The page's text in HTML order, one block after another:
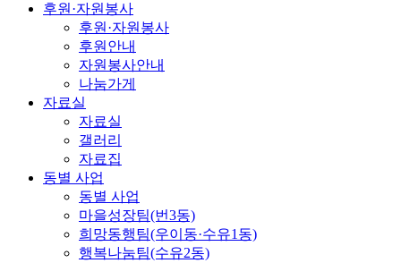
후원·자원봉사
후원·자원봉사
후원안내
자원봉사안내
나눔가게
자료실
자료실
갤러리
자료집
동별 사업
동별 사업
마을성장팀(번3동)
희망동행팀(우이동·수유1동)
행복나눔팀(수유2동)